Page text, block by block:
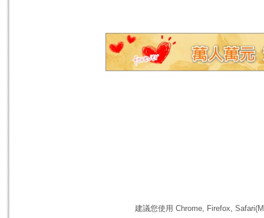
建議您使用 Chrome, Firefox,